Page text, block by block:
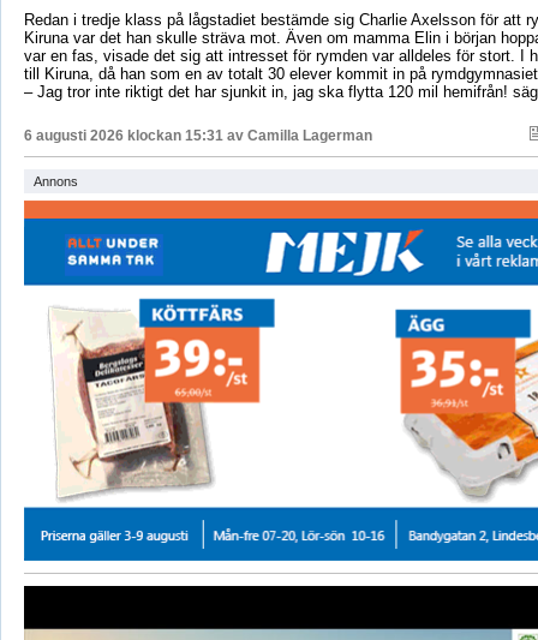
Redan i tredje klass på lågstadiet bestämde sig Charlie Axelsson för att
Kiruna var det han skulle sträva mot. Även om mamma Elin i början
var en fas, visade det sig att intresset för rymden var alldeles för stort. I
till Kiruna, då han som en av totalt 30 elever kommit in på
– Jag tror inte riktigt det har sjunkit in, jag ska flytta 120 mil hemifrån!
6 augusti 2026 klockan 15:31 av Camilla Lagerman
Annons